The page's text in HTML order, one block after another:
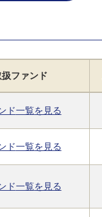
ファンド
ド一覧を見る
ド一覧を見る
ド一覧を見る